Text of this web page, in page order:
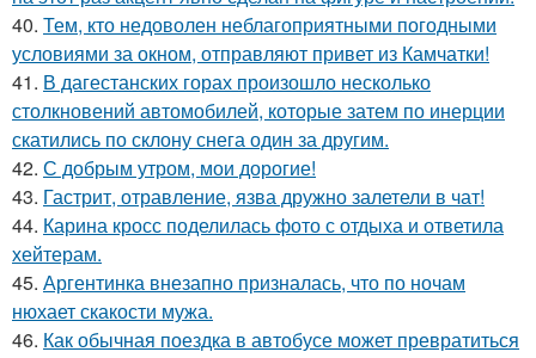
40. Тем, кто недоволен неблагоприятными погодными
условиями за окном, отправляют привет из Камчатки!
41. В дагестанских горах произошло несколько
столкновений автомобилей, которые затем по инерции
скатились по склону снега один за другим.
42. С добрым утром, мои дорогие!
43. Гастрит, отравление, язва дружно залетели в чат!
44. Карина кросс поделилась фото с отдыха и ответила
хейтерам.
45. Аргентинка внезапно призналась, что по ночам
нюхает скакости мужа.
46. Как обычная поездка в автобусе может превратиться